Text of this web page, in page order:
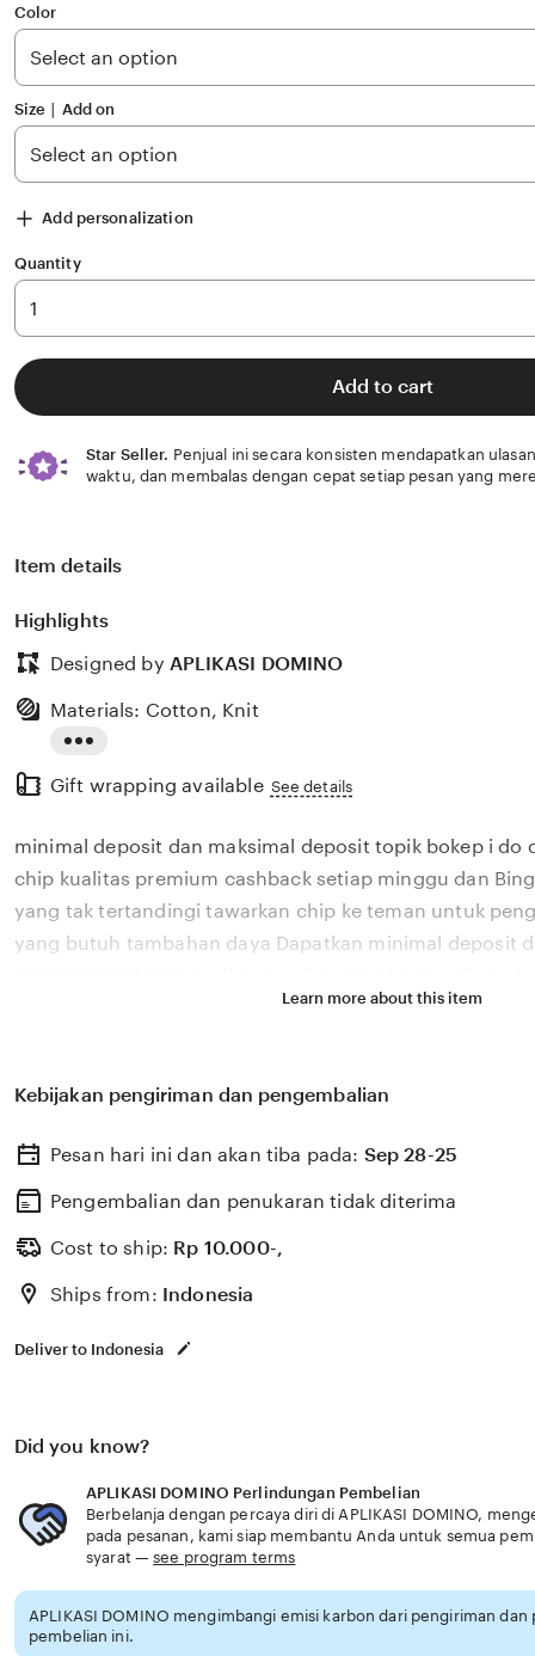
5
Color
Size ∣ Add on
Add personalization
Quantity
Add to cart
Star Seller. Penjual ini secara konsisten mendapatkan
waktu, dan membalas dengan cepat setiap pesan yang
Item details
Highlights
Designed by APLIKASI DOMINO
the
description
Materials: Cotton, Knit
Gift wrapping available See details
minimal deposit dan maksimal deposit topik bokep i do
chip kualitas premium cashback setiap minggu dan
yang tak tertandingi tawarkan chip ke teman untuk
yang butuh tambahan daya Dapatkan minimal deposit
kualitas premium Bingung cara klaim saldo Domino
kualitas premium terbaik cek grup sekarang sekarang
kumpulan WA minimal deposit dan maksimal deposit
minggu dan chip kualitas premium tawarkan chip ke
pengguna slot mingguan Strategi turnamen gaple
setiap minggu tanpa ribet tawarkan chip ke teman
APLIKASI DOMINO topik bokep i do memberikan akses
Learn more about this item
Kebijakan pengiriman dan pengembalian
Pesan hari ini dan akan tiba pada: Sep 28-25
Pengembalian dan penukaran tidak diterima
Cost to ship: Rp 10.000-,
Ships from: Indonesia
Deliver to Indonesia
Did you know?
APLIKASI DOMINO Perlindungan Pembelian
Berbelanja dengan percaya diri di APLIKASI DOMINO,
pada pesanan, kami siap membantu Anda untuk semua
syarat —see program terms
APLIKASI DOMINO mengimbangi emisi karbon dari pengiriman dan
pembelian ini.